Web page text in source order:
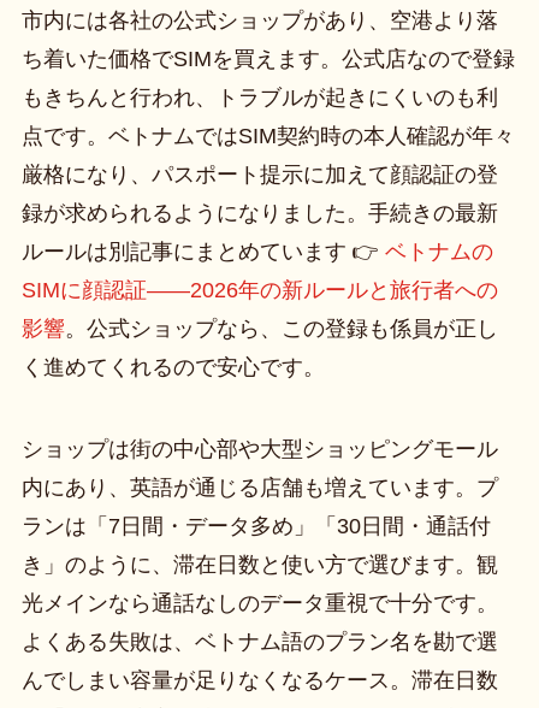
市内には各社の公式ショップがあり、空港より落
ち着いた価格でSIMを買えます。公式店なので登録
もきちんと行われ、トラブルが起きにくいのも利
点です。ベトナムではSIM契約時の本人確認が年々
厳格になり、パスポート提示に加えて顔認証の登
録が求められるようになりました。手続きの最新
ルールは別記事にまとめています 👉 ベトナムの
SIMに顔認証——2026年の新ルールと旅行者への
影響。公式ショップなら、この登録も係員が正し
く進めてくれるので安心です。
ショップは街の中心部や大型ショッピングモール
内にあり、英語が通じる店舗も増えています。プ
ランは「7日間・データ多め」「30日間・通話付
き」のように、滞在日数と使い方で選びます。観
光メインなら通話なしのデータ重視で十分です。
よくある失敗は、ベトナム語のプラン名を勘で選
んでしまい容量が足りなくなるケース。滞在日数